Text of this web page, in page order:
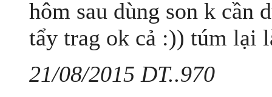
hôm sau dùng son k cần
tẩy trag ok cả :)) túm lại
21/08/2015 DT..970